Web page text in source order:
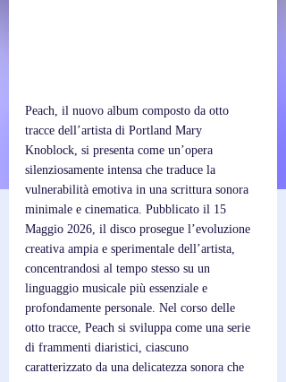
Peach, il nuovo album composto da otto
tracce dell’artista di Portland Mary
Knoblock, si presenta come un’opera
silenziosamente intensa che traduce la
vulnerabilità emotiva in una scrittura sonora
minimale e cinematica. Pubblicato il 15
Maggio 2026, il disco prosegue l’evoluzione
creativa ampia e sperimentale dell’artista,
concentrandosi al tempo stesso su un
linguaggio musicale più essenziale e
profondamente personale. Nel corso delle
otto tracce, Peach si sviluppa come una serie
di frammenti diaristici, ciascuno
caratterizzato da una delicatezza sonora che